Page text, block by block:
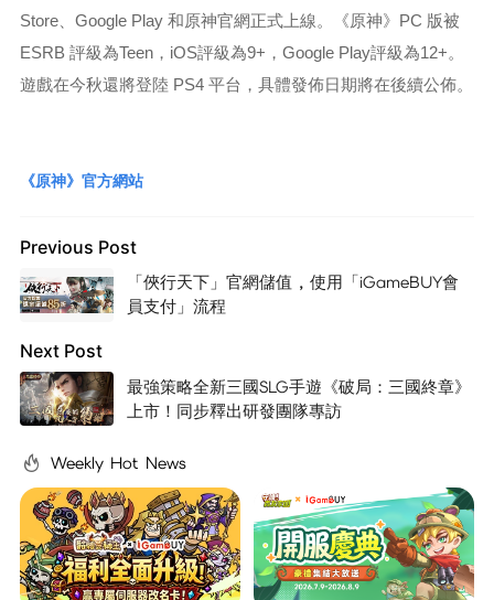
Store、Google Play 和原神官網正式上線。《原神》PC 版被
ESRB 評級為Teen，iOS評級為9+，Google Play評級為12+。
遊戲在今秋還將登陸 PS4 平台，具體發佈日期將在後續公佈。
《原神》官方網站
Previous Post
「俠行天下」官網儲值 , 使用「iGameBUY會
員支付」流程
Next Post
最強策略全新三國SLG手遊《破局：三國終章》
上市！同步釋出研發團隊專訪
Weekly Hot News